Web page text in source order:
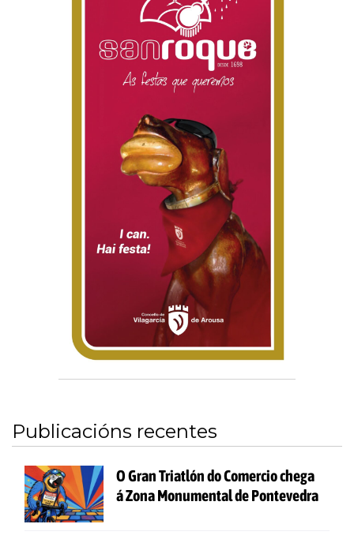
Publicacións recentes
O Gran Triatlón do Comercio chega
á Zona Monumental de Pontevedra